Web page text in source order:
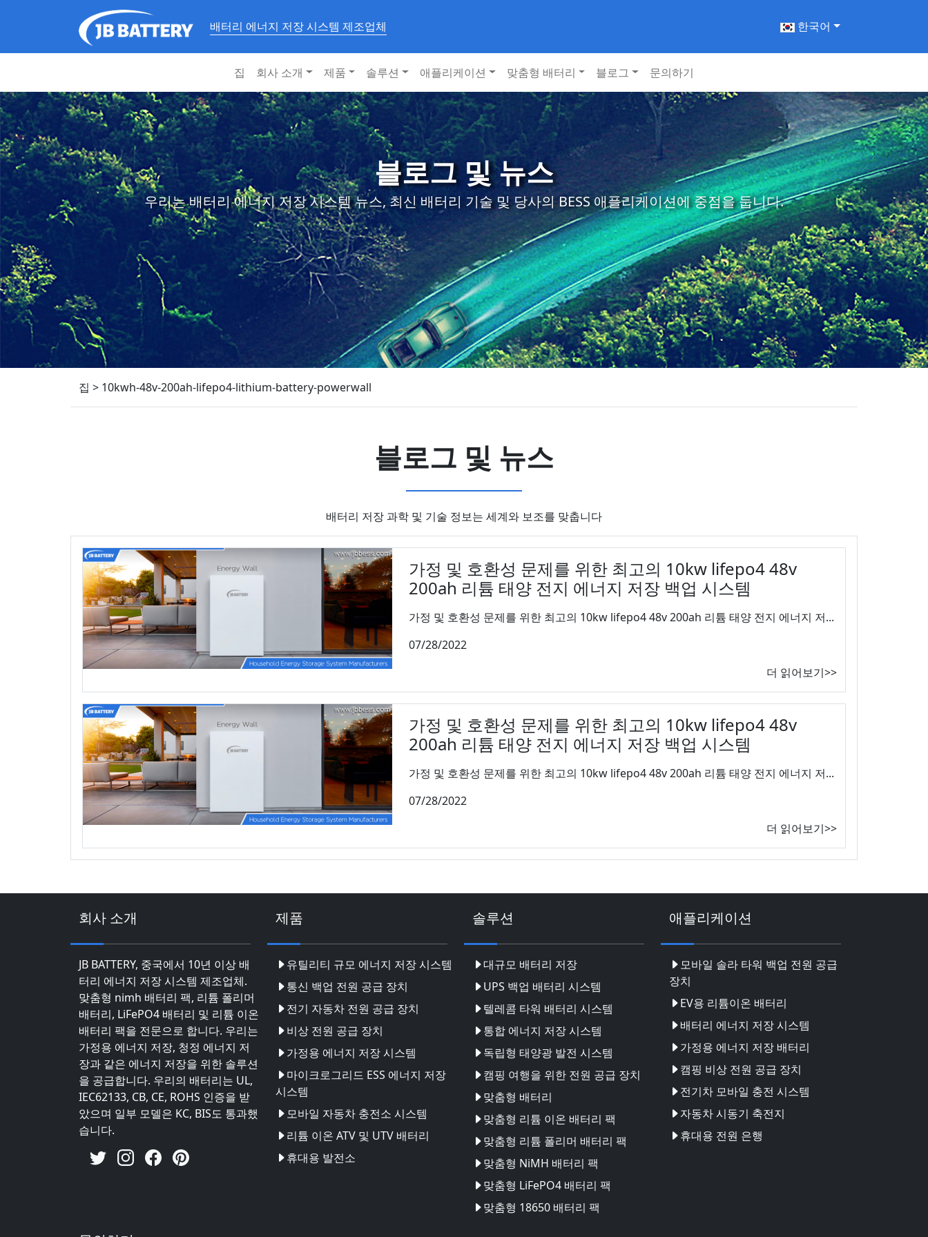
배터리 에너지 저장 시스템 제조업체 한국어
집 회사 소개 제품 솔루션 애플리케이션 맞춤형 배터리 블로그 문의하기
블로그 및 뉴스
우리는 배터리 에너지 저장 시스템 뉴스, 최신 배터리 기술 및 당사의 BESS 애플리케이션에 중점을 둡니다.
집 > 10kwh-48v-200ah-lifepo4-lithium-battery-powerwall
블로그 및 뉴스
배터리 저장 과학 및 기술 정보는 세계와 보조를 맞춥니다
가정 및 호환성 문제를 위한 최고의 10kw lifepo4 48v
200ah 리튬 태양 전지 에너지 저장 백업 시스템
가정 및 호환성 문제를 위한 최고의 10kw lifepo4 48v 200ah 리튬 태양 전지 에너지 저...
07/28/2022
더 읽어보기>>
가정 및 호환성 문제를 위한 최고의 10kw lifepo4 48v
200ah 리튬 태양 전지 에너지 저장 백업 시스템
가정 및 호환성 문제를 위한 최고의 10kw lifepo4 48v 200ah 리튬 태양 전지 에너지 저...
07/28/2022
더 읽어보기>>
회사 소개
JB BATTERY, 중국에서 10년 이상 배
터리 에너지 저장 시스템 제조업체.
맞춤형 nimh 배터리 팩, 리튬 폴리머
배터리, LiFePO4 배터리 및 리튬 이온
배터리 팩을 전문으로 합니다. 우리는
가정용 에너지 저장, 청정 에너지 저
장과 같은 에너지 저장을 위한 솔루션
을 공급합니다. 우리의 배터리는 UL,
IEC62133, CB, CE, ROHS 인증을 받
았으며 일부 모델은 KC, BIS도 통과했
습니다.
제품
유틸리티 규모 에너지 저장 시스템
통신 백업 전원 공급 장치
전기 자동차 전원 공급 장치
비상 전원 공급 장치
가정용 에너지 저장 시스템
마이크로그리드 ESS 에너지 저장
시스템
모바일 자동차 충전소 시스템
리튬 이온 ATV 및 UTV 배터리
휴대용 발전소
솔루션
대규모 배터리 저장
UPS 백업 배터리 시스템
텔레콤 타워 배터리 시스템
통합 에너지 저장 시스템
독립형 태양광 발전 시스템
캠핑 여행을 위한 전원 공급 장치
맞춤형 배터리
맞춤형 리튬 이온 배터리 팩
맞춤형 리튬 폴리머 배터리 팩
맞춤형 NiMH 배터리 팩
맞춤형 LiFePO4 배터리 팩
맞춤형 18650 배터리 팩
애플리케이션
모바일 솔라 타워 백업 전원 공급
장치
EV용 리튬이온 배터리
배터리 에너지 저장 시스템
가정용 에너지 저장 배터리
캠핑 비상 전원 공급 장치
전기차 모바일 충전 시스템
자동차 시동기 축전지
휴대용 전원 은행